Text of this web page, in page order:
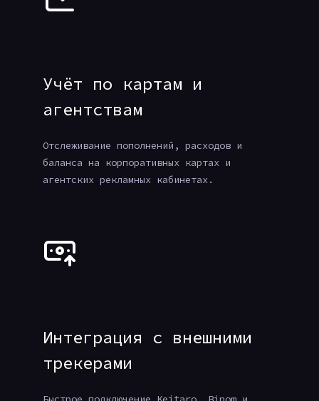
Учёт по картам и
агентствам
Отслеживание пополнений, расходов и
баланса на корпоративных картах и
агентских рекламных кабинетах.
Интеграция с внешними
трекерами